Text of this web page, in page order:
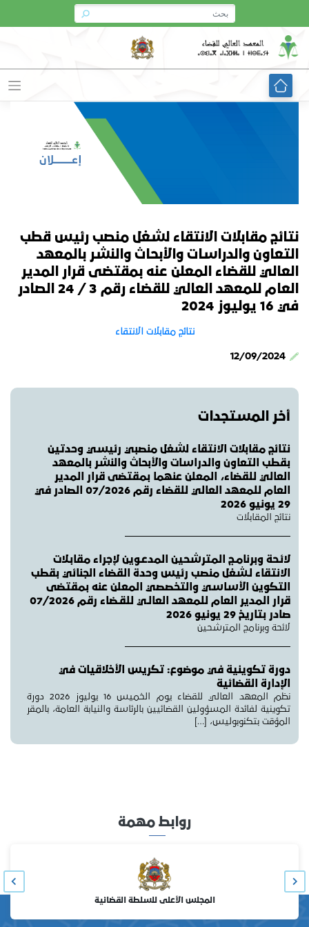
content
نتائج مقابلات الانتقاء لشغل منصب رئيس قطب
التعاون والدراسات والأبحاث والنشر بالمعهد
العالي للقضاء المعلن عنه بمقتضى قرار المدير
العام للمعهد العالي للقضاء رقم 3 / 24 الصادر
في 16 يوليوز 2024
نتائج مقابلات الانتقاء
12/09/2024
أخر المستجدات
نتائج مقابلات الانتقاء لشغل منصبي رئيسي وحدتين
بقطب التعاون والدراسات والأبحاث والنشر بالمعهد
العالي للقضاء، المعلن عنهما بمقتضى قرار المدير
العام للمعهد العالي للقضاء رقم 07/2026 الصادر في
29 يونيو 2026
نتائج المقابلات
لائـحة وبرنامـج المترشحين المدعـوين لإجراء مقابـلات
الانتقاء لـشغل منصب رئيس وحدة القضاء الجنائي بقطب
التكوين الأساسي والتخصصي المعلن عنه بمقتضى
قرار المدير العام للمعهد العالـي للقـضاء رقم 07/2026
صادر بتاريخ 29 يونيو 2026
لائحة وبرنامج المترشحين
دورة تكوينية في موضوع: تكريس الأخلاقيات في
الإدارة القضائية
نظم المعهد العالي للقضاء يوم الخميس 16 يوليوز 2026 دورة
تكوينية لفائدة المسؤولين القضائيين بالرئاسة والنيابة العامة، بالمقر
المؤقت بتكنوبوليس، […]
روابط مهمة
المجلس الأعلى للسلطة القضائية